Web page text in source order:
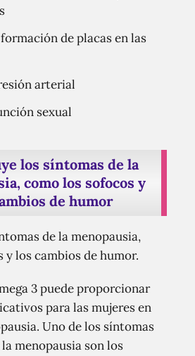
de placas en las
arterial
sexual
los síntomas de la
como los sofocos y
de humor
de la menopausia,
y los cambios de humor.
3 puede proporcionar
para las mujeres en
Uno de los síntomas
menopausia son los